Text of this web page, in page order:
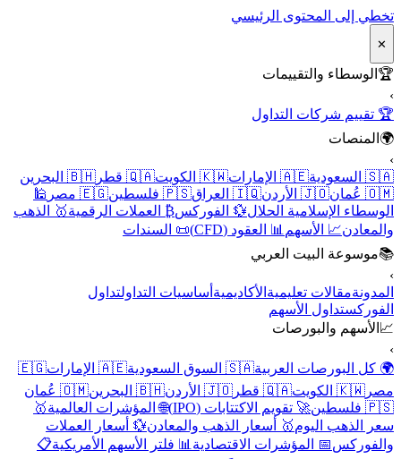
تخطي إلى المحتوى الرئيسي
✕
🏆الوسطاء والتقييمات
🏆 تقييم شركات التداول
🌍المنصات
🇸🇦 السعودية
🇦🇪 الإمارات 🇰🇼 الكويت 🇶🇦 قطر
🇧🇭 البحرين
🇴🇲 عُمان
🇯🇴 الأردن 🇮🇶 العراق 🇵🇸 فلسطين 🇪🇬 مصر
🕌
الوسطاء الإسلامية الحلال 💱 الفوركس ₿ العملات الرقمية🥇 الذهب
والمعادن📈 الأسهم📊 العقود (CFD)
📜 السندات
📚موسوعة البيت العربي
المدونةمقالات تعليميةالأكاديميةأساسيات التداولتداول
الفوركستداول الأسهم
📈الأسهم والبورصات
🌍 كل البورصات العربية🇸🇦 السوق السعودية 🇦🇪 الإمارات
🇪🇬
مصر 🇰🇼 الكويت 🇶🇦 قطر 🇯🇴 الأردن 🇧🇭 البحرين
🇴🇲 عُمان
🇵🇸 فلسطين
🚀 تقويم الاكتتابات (IPO) 🌐 المؤشرات العالمية🥇
سعر الذهب اليوم🥇 أسعار الذهب والمعادن💱 أسعار العملات
والفوركس 📅 المؤشرات الاقتصادية📊 فلتر الأسهم الأمريكية📋